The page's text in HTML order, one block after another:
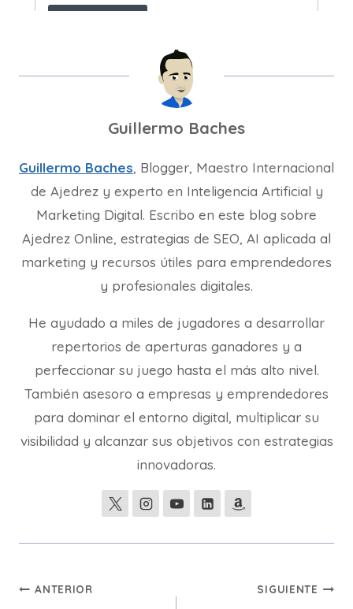
Guillermo Baches
Guillermo Baches, Blogger, Maestro Internacional
de Ajedrez y experto en Inteligencia Artificial y
Marketing Digital. Escribo en este blog sobre
Ajedrez Online, estrategias de SEO, AI aplicada al
marketing y recursos útiles para emprendedores
y profesionales digitales.
He ayudado a miles de jugadores a desarrollar
repertorios de aperturas ganadores y a
perfeccionar su juego hasta el más alto nivel.
También asesoro a empresas y emprendedores
para dominar el entorno digital, multiplicar su
visibilidad y alcanzar sus objetivos con estrategias
innovadoras.
Navegación
ANTERIOR SIGUIENTE